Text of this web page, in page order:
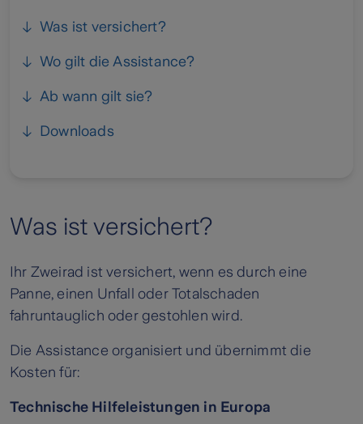
Was ist versichert?
Wo gilt die Assistance?
Ab wann gilt sie?
Downloads
Was ist versichert?
Ihr Zweirad ist versichert, wenn es durch eine
Panne, einen Unfall oder Totalschaden
fahruntauglich oder gestohlen wird.
Die Assistance organisiert und übernimmt die
Kosten für:
Technische Hilfeleistungen in Europa